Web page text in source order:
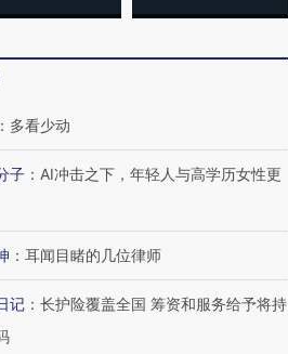
走私7万
四届链博
“链”接产
【特别呈现】寻找100种
： 多看少动
子 ： AI冲击之下，年轻人与高学历女性更
： 耳闻目睹的几位律师
记 ： 长护险覆盖全国 筹资和服务给予将持